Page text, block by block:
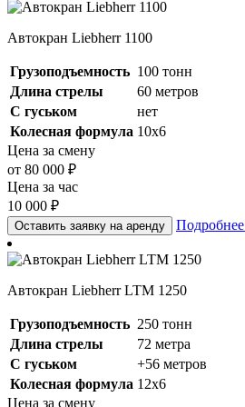
Автокран Liebherr 1100
Грузоподъемность 100 тонн
Длина стрелы
60 метров
С гуськом
нет
Колесная формула 10х6
Цена за смену
от 80 000 ₽
Цена за час
10 000 ₽
Оставить заявку на аренду Подробнее
Автокран Liebherr LTM 1250
Грузоподъемность 250 тонн
Длина стрелы
72 метра
С гуськом
+56 метров
Колесная формула 12х6
Цена за смену